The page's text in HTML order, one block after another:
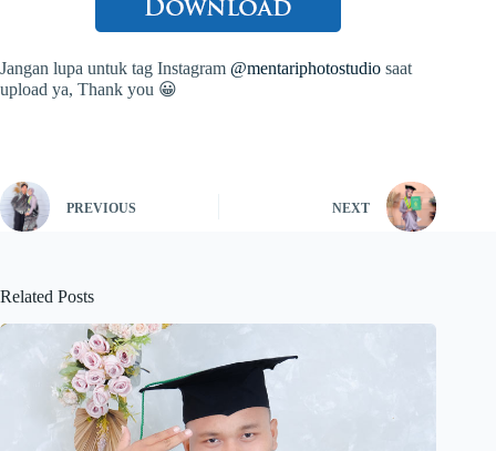
Jangan lupa untuk tag Instagram @mentariphotostudio saat
upload ya, Thank you 😀
PREVIOUS NEXT
Related Posts